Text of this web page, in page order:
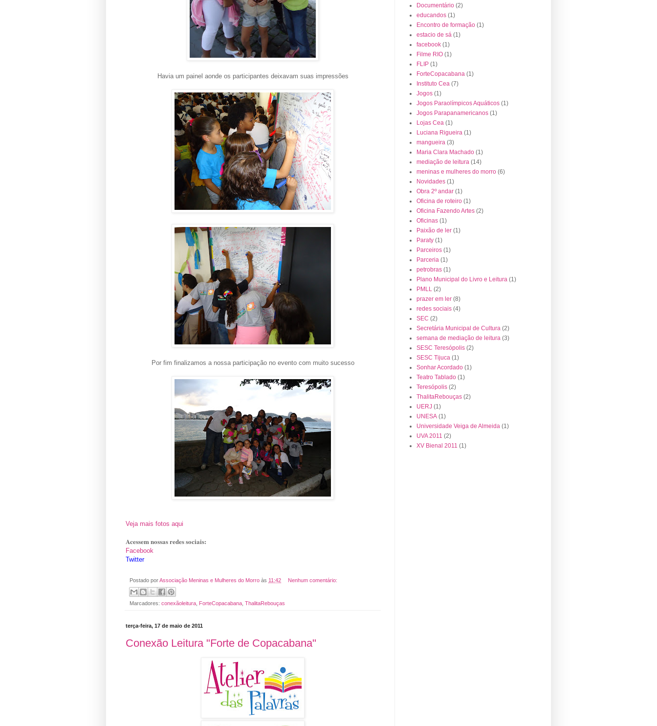
Havia um painel aonde os participantes deixavam suas impressões
Por fim finalizamos a nossa participação no evento com muito sucesso
Veja mais fotos aqui
Acessem nossas redes sociais:
Facebook
Twitter
Postado porAssociação Meninas e Mulheres do Morro às 11:42 Nenhum comentário:
Marcadores: conexãoleitura, ForteCopacabana, ThalitaRebouças
terça-feira, 17 de maio de 2011
Conexão Leitura "Forte de Copacabana"
Documentário (2)
educandos (1)
Encontro de formação (1)
estacio de sá (1)
facebook (1)
Filme RIO (1)
FLIP (1)
ForteCopacabana (1)
Instituto Cea (7)
Jogos (1)
Jogos Paraolímpicos Aquáticos (1)
Jogos Parapanamericanos (1)
Lojas Cea (1)
Luciana Rigueira (1)
mangueira (3)
Maria Clara Machado (1)
mediação de leitura (14)
meninas e mulheres do morro (6)
Novidades (1)
Obra 2º andar (1)
Oficina de roteiro (1)
Oficina Fazendo Artes (2)
Oficinas (1)
Paixão de ler (1)
Paraty (1)
Parceiros (1)
Parceria (1)
petrobras (1)
Plano Municipal do Livro e Leitura (1)
PMLL (2)
prazer em ler (8)
redes sociais (4)
SEC (2)
Secretária Municipal de Cultura (2)
semana de mediação de leitura (3)
SESC Teresópolis (2)
SESC Tijuca (1)
Sonhar Acordado (1)
Teatro Tablado (1)
Teresópolis (2)
ThalitaRebouças (2)
UERJ (1)
UNESA (1)
Universidade Veiga de Almeida (1)
UVA 2011 (2)
XV Bienal 2011 (1)